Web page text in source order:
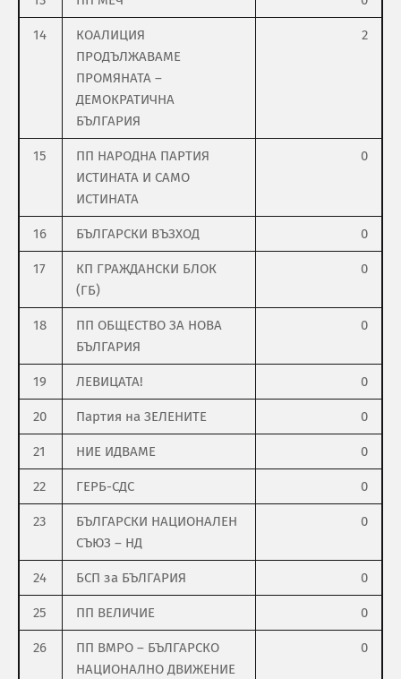
14
КОАЛИЦИЯ
ПРОДЪЛЖАВАМЕ
ПРОМЯНАТА –
ДЕМОКРАТИЧНА
БЪЛГАРИЯ
2
15
ПП НАРОДНА ПАРТИЯ
ИСТИНАТА И САМО
ИСТИНАТА
0
16 БЪЛГАРСКИ ВЪЗХОД 0
17
КП ГРАЖДАНСКИ БЛОК
(ГБ)
0
18
ПП ОБЩЕСТВО ЗА НОВА
БЪЛГАРИЯ
0
19 ЛЕВИЦАТА! 0
20 Партия на ЗЕЛЕНИТЕ 0
21 НИЕ ИДВАМЕ 0
22 ГЕРБ-СДС 0
23
БЪЛГАРСКИ НАЦИОНАЛЕН
СЪЮЗ – НД
0
24 БСП за БЪЛГАРИЯ 0
25 ПП ВЕЛИЧИЕ 0
26
ПП ВМРО – БЪЛГАРСКО
НАЦИОНАЛНО ДВИЖЕНИЕ
0